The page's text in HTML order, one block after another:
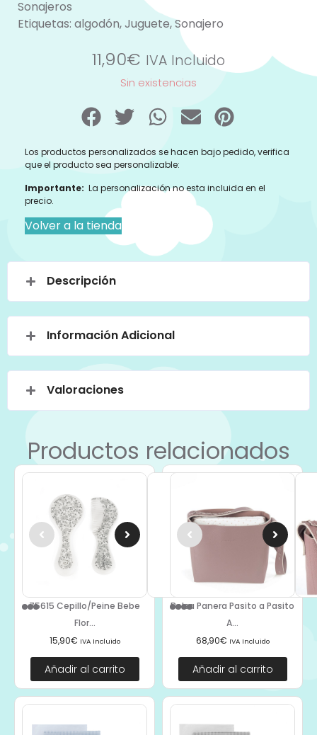
Sonajeros
Etiquetas: algodón,Juguete,Sonajero
11,90€ IVA Incluido
Sin existencias
Los productos personalizados se hacen bajo pedido, verifica
que el producto sea personalizable:
Importante: La personalización no esta incluida en el
precio.
Volver a la tienda
Descripción
Información Adicional
Valoraciones
Productos relacionados
75615 Cepillo/Peine Bebe
Flor...
15,90€ IVA Incluido
Añadir al carrito
Bolsa Panera Pasito a Pasito
A...
68,90€ IVA Incluido
Añadir al carrito